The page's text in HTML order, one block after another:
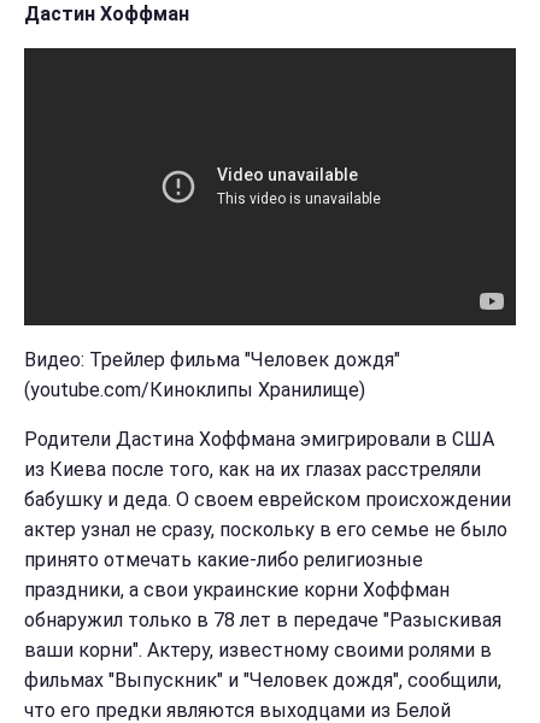
Дастин Хоффман
Видео: Трейлер фильма "Человек дождя"
(youtube.com/Киноклипы Хранилище)
Родители Дастина Хоффмана эмигрировали в США
из Киева после того, как на их глазах расстреляли
бабушку и деда. О своем еврейском происхождении
актер узнал не сразу, поскольку в его семье не было
принято отмечать какие-либо религиозные
праздники, а свои украинские корни Хоффман
обнаружил только в 78 лет в передаче "Разыскивая
ваши корни". Актеру, известному своими ролями в
фильмах "Выпускник" и "Человек дождя", сообщили,
что его предки являются выходцами из Белой